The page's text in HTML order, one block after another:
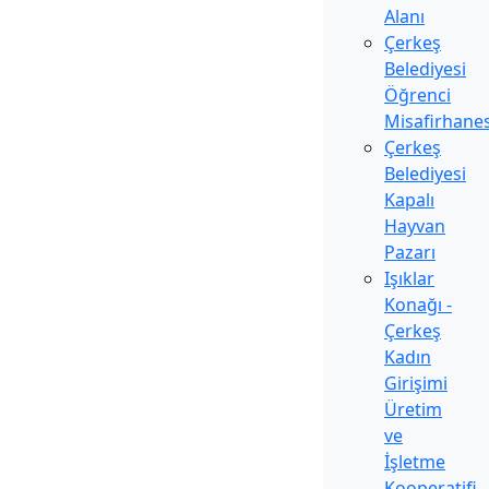
Alanı
Çerkeş
Belediyesi
Öğrenci
Çerkeş
Belediyesi
Kapalı
Hayvan
Pazarı
Işıklar
Konağı -
Çerkeş
Kadın
Girişimi
Üretim
ve
İşletme